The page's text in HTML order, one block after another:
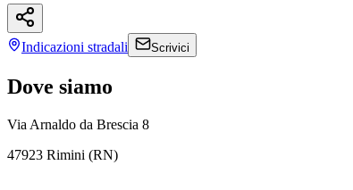
Indicazioni stradali Scrivici
Dove siamo
Via Arnaldo da Brescia 8
47923 Rimini (RN)